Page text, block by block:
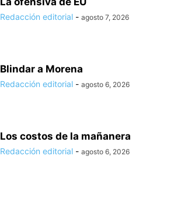
Redacción editorial - agosto 7, 2026
Blindar a Morena
Redacción editorial - agosto 6, 2026
Los costos de la mañanera
Redacción editorial - agosto 6, 2026